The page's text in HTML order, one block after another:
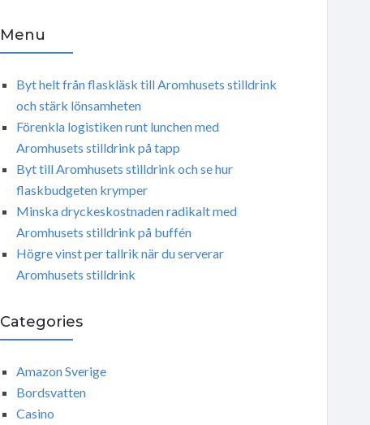
Menu
Byt helt från flaskläsk till Aromhusets stilldrink
och stärk lönsamheten
Förenkla logistiken runt lunchen med
Aromhusets stilldrink på tapp
Byt till Aromhusets stilldrink och se hur
flaskbudgeten krymper
Minska dryckeskostnaden radikalt med
Aromhusets stilldrink på buffén
Högre vinst per tallrik när du serverar
Aromhusets stilldrink
Categories
Amazon Sverige
Bordsvatten
Casino